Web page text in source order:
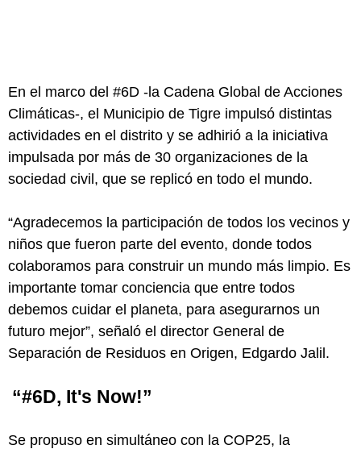
En el marco del #6D -la Cadena Global de Acciones
Climáticas-, el Municipio de Tigre impulsó distintas
actividades en el distrito y se adhirió a la iniciativa
impulsada por más de 30 organizaciones de la
sociedad civil, que se replicó en todo el mundo.
“Agradecemos la participación de todos los vecinos y
niños que fueron parte del evento, donde todos
colaboramos para construir un mundo más limpio. Es
importante tomar conciencia que entre todos
debemos cuidar el planeta, para asegurarnos un
futuro mejor”, señaló el director General de
Separación de Residuos en Origen, Edgardo Jalil.
“#6D, It's Now!”
Se propuso en simultáneo con la COP25, la